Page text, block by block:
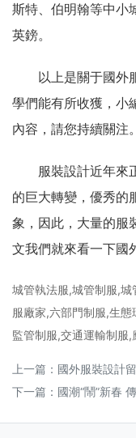
斯特、伯明翰等中小
英鎊。
以上是關于國外
學們能有所收獲，小
內容，請您持續關注。
服裝設計近年來
的巨大轉變，優秀的
象，因此，大量的服
文我們就來看一下國
城管執法服,城管制服,
服廠家,六部門制服,生
監管制服,交通運輸制服
上一篇： 國外服裝設計
下一篇： 國潮“鬧”新春